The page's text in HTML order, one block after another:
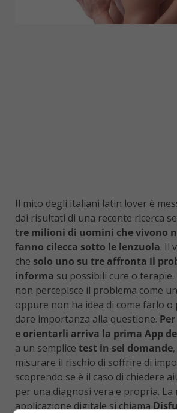
Il mito degli italiani latin lover è
dai risultati di una recente ricerca
tre milioni di uomini che vivono
fanno cilecca sotto le lenzuola. Il
che solo uno su tre affronta il
informa su possibili cure o terapie.
non percepisce il problema come
oppure non ha idea di come farlo o
dare importanza alla questione.
e orientarli arriva la prima App
a un semplice test in sei domande
misurare il rischio di soffrire di
scoprendo se è il caso di chiedere
per una diagnosi vera e propria. La
applicazione digitale si chiama